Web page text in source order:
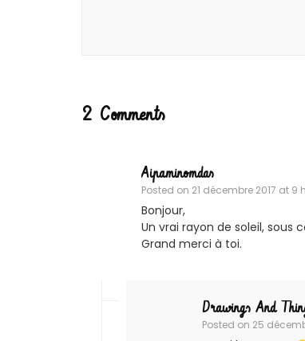
2 Comments
Aipaminomdas
Posted on 21 décembre 2017 at 9
Bonjour,
Un vrai rayon de soleil, sous
Grand merci à toi.
Drawings And
Posted on 25